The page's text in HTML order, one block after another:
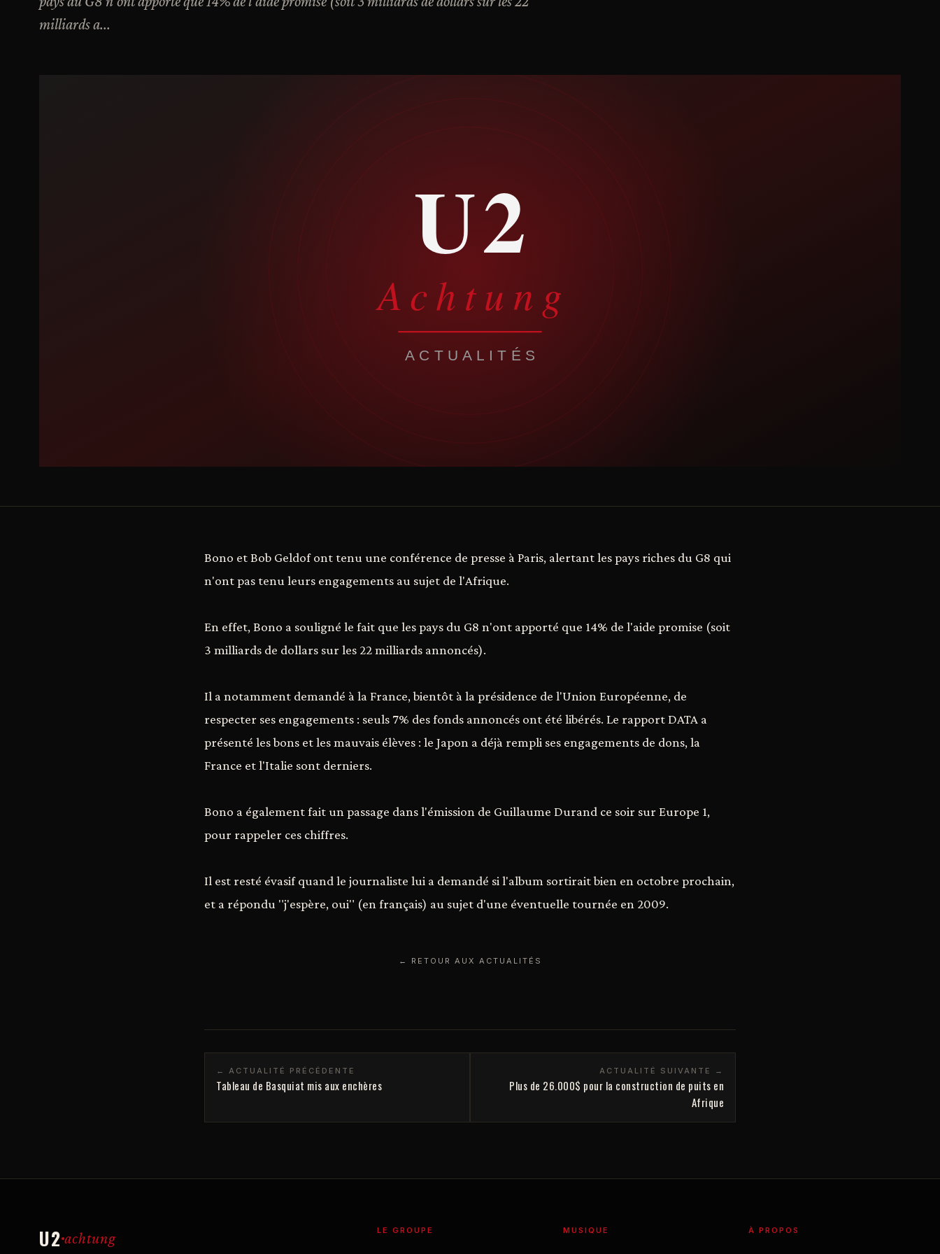
milliards a...
Bono et Bob Geldof ont tenu une conférence de presse à Paris, alertant les pays riches du G8 qui
n'ont pas tenu leurs engagements au sujet de l'Afrique.
En effet, Bono a souligné le fait que les pays du G8 n'ont apporté que 14% de l'aide promise (soit
3 milliards de dollars sur les 22 milliards annoncés).
Il a notamment demandé à la France, bientôt à la présidence de l'Union Européenne, de
respecter ses engagements : seuls 7% des fonds annoncés ont été libérés. Le rapport DATA a
présenté les bons et les mauvais élèves : le Japon a déjà rempli ses engagements de dons, la
France et l'Italie sont derniers.
Bono a également fait un passage dans l'émission de Guillaume Durand ce soir sur Europe 1,
pour rappeler ces chiffres.
Il est resté évasif quand le journaliste lui a demandé si l'album sortirait bien en octobre prochain,
et a répondu "j'espère, oui" (en français) au sujet d'une éventuelle tournée en 2009.
← RETOUR AUX ACTUALITÉS
← ACTUALITÉ PRÉCÉDENTE
Tableau de Basquiat mis aux enchères
ACTUALITÉ SUIVANTE →
Plus de 26.000$ pour la construction de puits en
Afrique
U2 achtung LE GROUPE MUSIQUE À PROPOS